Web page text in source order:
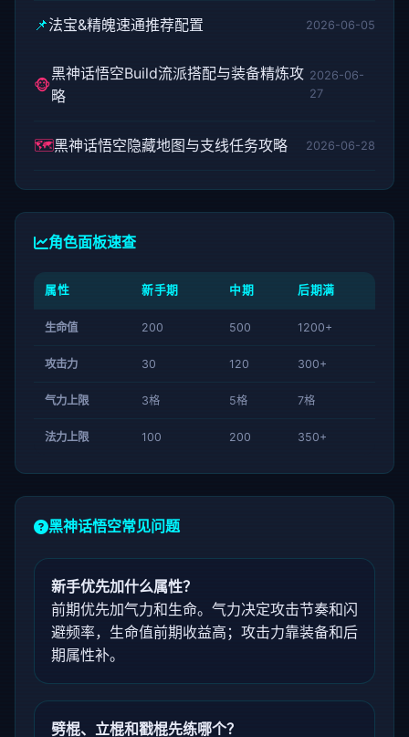
📌法宝&精魄速通推荐配置 2026-06-05
🐵
黑神话悟空Build流派搭配与装备精炼攻
略
2026-06-
27
🗺️黑神话悟空隐藏地图与支线任务攻略 2026-06-28
角色面板速查
属性 新手期 中期 后期满
生命值 200 500 1200+
攻击力 30 120 300+
气力上限 3格 5格 7格
法力上限 100 200 350+
黑神话悟空常见问题
新手优先加什么属性？
前期优先加气力和生命。气力决定攻击节奏和闪
避频率，生命值前期收益高；攻击力靠装备和后
期属性补。
劈棍、立棍和戳棍先练哪个？